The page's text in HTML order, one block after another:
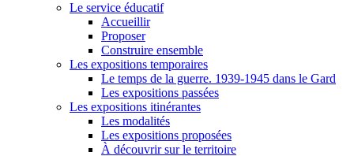
Le service éducatif
Accueillir
Proposer
Construire ensemble
Les expositions temporaires
Le temps de la guerre. 1939-1945 dans le Gard
Les expositions passées
Les expositions itinérantes
Les modalités
Les expositions proposées
À découvrir sur le territoire